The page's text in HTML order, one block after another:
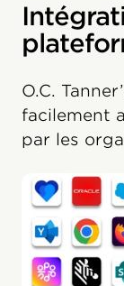
O.C.
facilement
par les